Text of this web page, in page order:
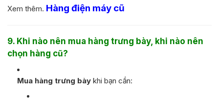
Xem thêm. Hàng điện máy cũ
9. Khi nào nên mua hàng trưng bày, khi nào nên
chọn hàng cũ?
Mua hàng trưng bày khi bạn cần: